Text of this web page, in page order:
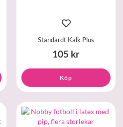
Standardt Kalk Plus
105 kr
Köp